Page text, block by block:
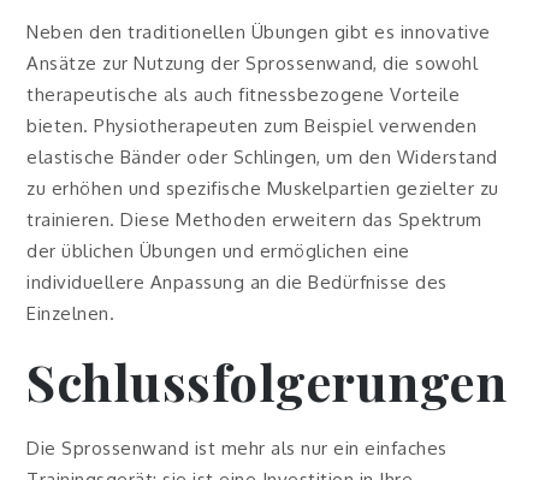
Neben den traditionellen Übungen gibt es innovative
Ansätze zur Nutzung der Sprossenwand, die sowohl
therapeutische als auch fitnessbezogene Vorteile
bieten. Physiotherapeuten zum Beispiel verwenden
elastische Bänder oder Schlingen, um den Widerstand
zu erhöhen und spezifische Muskelpartien gezielter zu
trainieren. Diese Methoden erweitern das Spektrum
der üblichen Übungen und ermöglichen eine
individuellere Anpassung an die Bedürfnisse des
Einzelnen.
Schlussfolgerungen
Die Sprossenwand ist mehr als nur ein einfaches